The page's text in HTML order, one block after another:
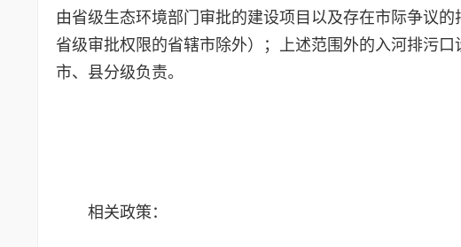
由省级生态环境部门审批的建设项目以及存在市际争议
省级审批权限的省辖市除外）；上述范围外的入河排污
市、县分级负责。
相关政策：